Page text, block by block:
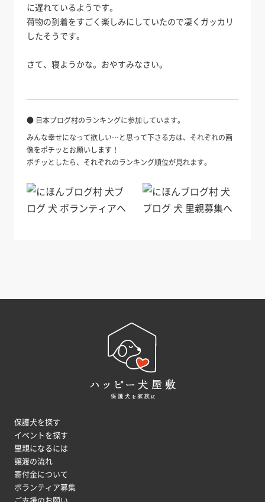
に遅れているようです。
荷物の到着をすごく楽しみにしていたので凄くガッカリ
したそうです。
さて、寝ようかな。おやすみなさい。
● 日本ブログ村のランキングに参加しています。
みんな幸せになって欲しい…と思って下さる方は、それぞれの画
像をポチッとお願いします！
ポチッとしたら、それぞれのランキング順位が見れます。
保護犬を探す
イベントを探す
里親になるには
譲渡の流れ
寄付金について
ボランティア募集
ご支援のお願い